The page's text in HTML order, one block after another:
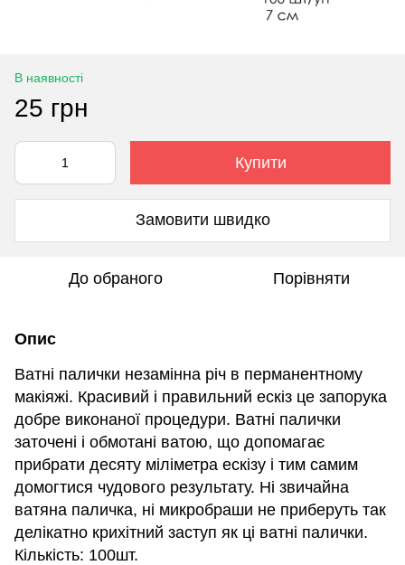
В наявності
25 грн
Купити
Замовити швидко
До обраного Порівняти
Опис
Ватні палички незамінна річ в перманентному
макіяжі. Красивий і правильний ескіз це запорука
добре виконаної процедури. Ватні палички
заточені і обмотані ватою, що допомагає
прибрати десяту міліметра ескізу і тим самим
домогтися чудового результату. Ні звичайна
ватяна паличка, ні микробраши не приберуть так
делікатно крихітний заступ як ці ватні палички.
Кількість: 100шт.